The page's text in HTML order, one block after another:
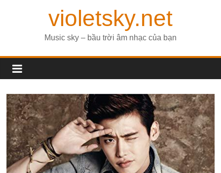
violetsky.net
Music sky – bầu trời âm nhạc của bạn